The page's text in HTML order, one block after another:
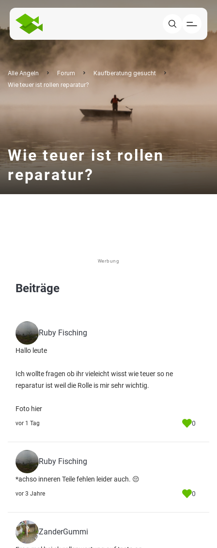
Alle Angeln Forum
Kaufberatung gesucht
Wie teuer ist rollen reparatur?
Wie teuer ist rollen
reparatur?
Werbung
Beiträge
Ruby Fisching
Hallo leute
Ich wollte fragen ob ihr vieleicht wisst wie teuer so ne
reparatur ist weil die Rolle is mir sehr wichtig.
Foto hier
vor 1 Tag 0
Ruby Fisching
*achso inneren Teile fehlen leider auch. 😔
vor 3 Jahre 0
ZanderGummi